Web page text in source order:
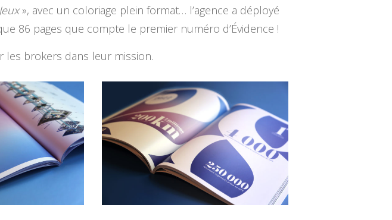
Jeux», avec un coloriage plein format… l’agence a déployé
86 pages que compte le premier numéro d’Évidence !
les brokers dans leur mission.